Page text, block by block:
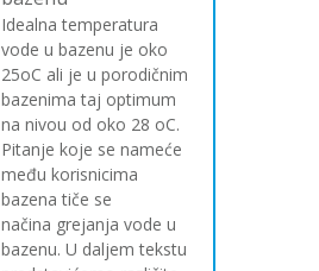
Idealna temperatura
vode u bazenu je oko
25oC ali je u porodičnim
bazenima taj optimum
na nivou od oko 28 oC.
Pitanje koje se nameće
među korisnicima
bazena tiče se
načina grejanja vode u
bazenu. U daljem tekstu